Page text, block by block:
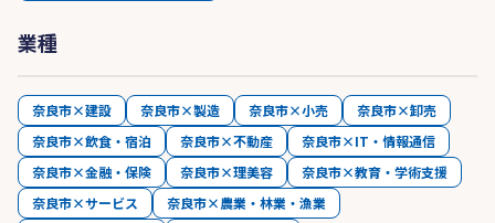
業種
奈良市×建設 奈良市×製造 奈良市×小売
奈良市×卸売
奈良市×飲食・宿泊
奈良市×不動産
奈良市×IT・情報通信
奈良市×金融・保険
奈良市×理美容
奈良市×教育・学術支援
奈良市×サービス
奈良市×農業・林業・漁業